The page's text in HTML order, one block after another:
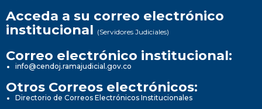
Acceda a su correo electrónico
institucional (Servidores Judiciales)
Correo electrónico institucional:
info@cendoj.ramajudicial.gov.co
Otros Correos electrónicos:
Directorio de Correos Electrónicos Institucionales